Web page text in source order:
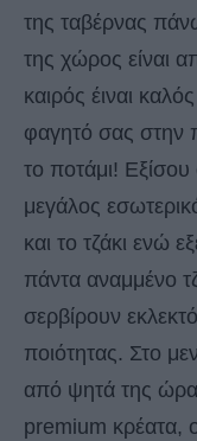
της ταβέρνας
της χώρος είναι
καιρός έιναι
φαγητό σας στην
το ποτάμι!
μεγάλος
και το τζάκι ενώ
πάντα αναμμένο
σερβίρουν
ποιότητας. Στο
από ψητά της
premium κρέατα,